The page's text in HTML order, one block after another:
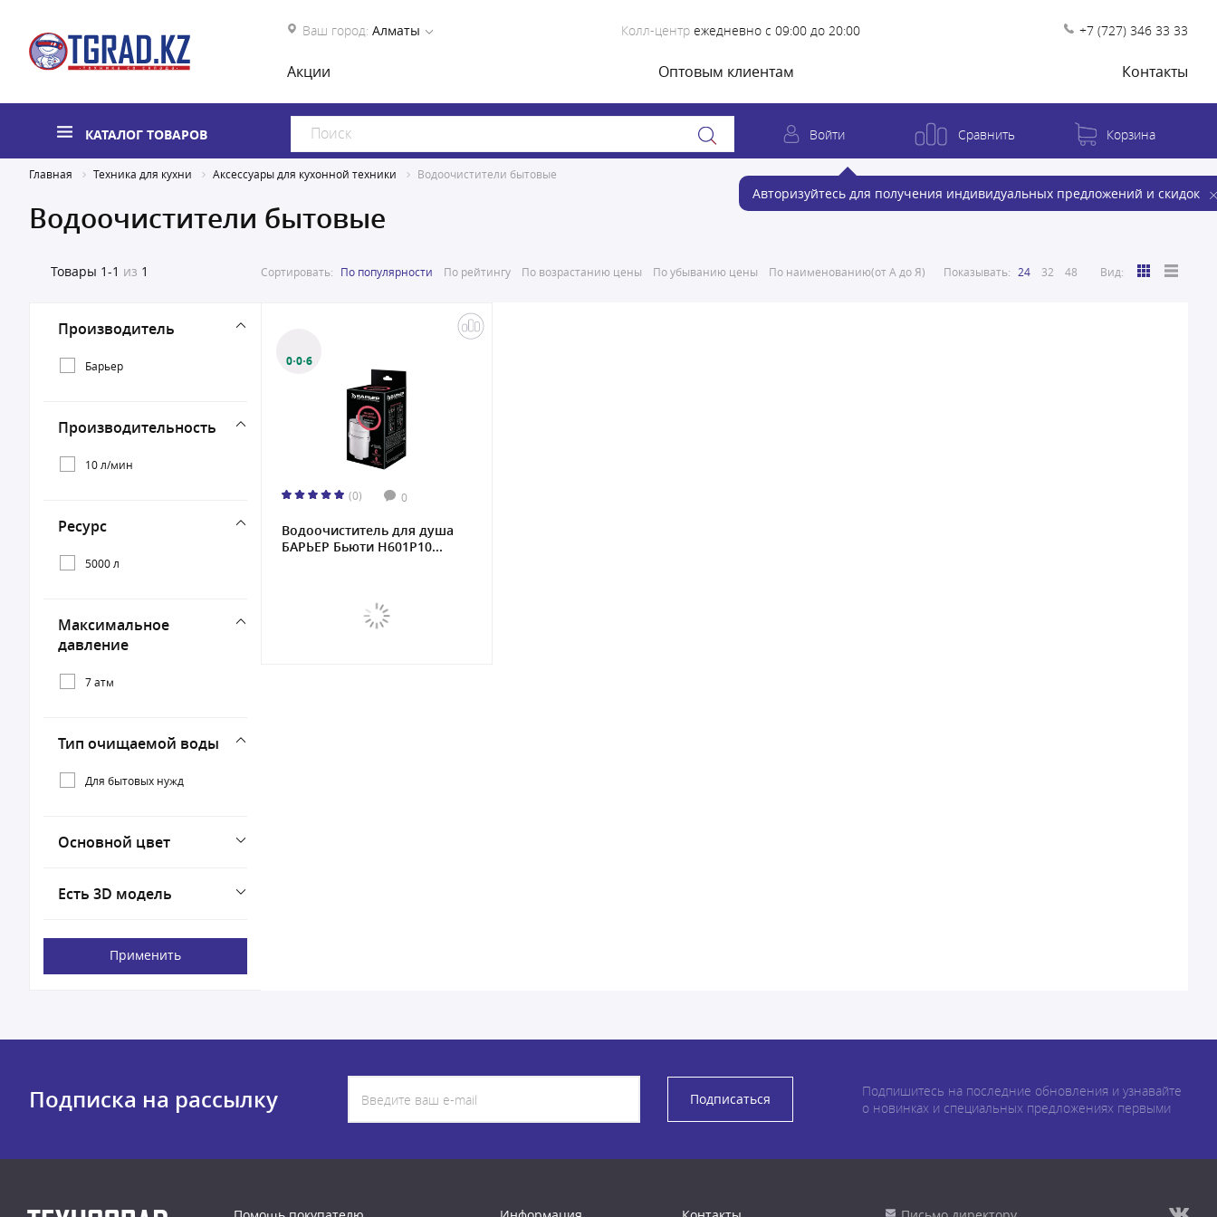
Ваш город: Алматы Колл-центр ежедневно с 09:00 до 20:00 +7 (727) 346 33 33
Акции Оптовым клиентам Контакты
КАТАЛОГ ТОВАРОВ Войти
Авторизуйтесь для получения индивидуальных предложений и скидок
Сравнить Корзина
Главная Техника для кухни Аксессуары для кухонной техники Водоочистители бытовые
Водоочистители бытовые
Товары 1-1 из 1 Сортировать: По популярности По рейтингу По возрастанию цены По убыванию цены По наименованию(от А до Я) Показывать: 24 32 48 Вид:
Производитель
Барьер
Производительность
10 л/мин
Ресурс
5000 л
Максимальное
давление
7 атм
Тип очищаемой воды
Для бытовых нужд
Основной цвет
Есть 3D модель
Применить
0·0·6
(0) 0
Водоочиститель для душа
БАРЬЕР Бьюти Н601Р10...
Подписка на рассылку Подписаться
Подпишитесь на последние обновления и узнавайте
о новинках и специальных предложениях первыми